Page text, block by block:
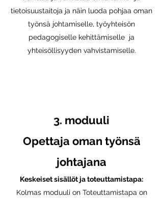
tietoisuustaitoja ja näin luoda pohjaa oman
työnsä johtamiselle, työyhteisön
pedagogiselle kehittämiselle ja
yhteisöllisyyden vahvistamiselle.
3. moduuli
Opettaja oman työnsä
johtajana
Keskeiset sisällöt ja toteuttamistapa:
Kolmas moduuli on Toteuttamistapa on